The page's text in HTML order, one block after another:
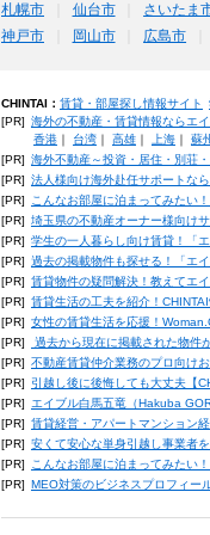
札幌市 仙台市 さいたま
神戸市
岡山市 広島市
CHINTAI： 賃貸・部屋探し情報サイト
[PR] 海外の不動産・賃貸情報ならエ
香港｜ 台湾｜ 高雄｜ 上海｜ 蘇
[PR] 海外不動産～投資・居住・別荘
[PR] 法人様向け海外赴任サポートな
[PR]
こんなお部屋に泊まってみたい
[PR] 埼玉県の不動産オーナー様向け
[PR] 学生の一人暮らし向け賃貸！「エ
[PR] 過去の掲載物件も探せる！「エ
[PR] 賃貸物件の疑問解決！教えてエ
[PR] 賃貸生活の工夫を紹介！
[PR] 女性の賃貸生活を応援！
[PR]
過去から現在に掲載された物件
[PR] 不動産賃貸仲介業務のプロ向け
[PR]
引越し後に後悔しても大丈夫【
[PR] エイブル白馬五竜（Hakuba
[PR] 賃貸経営・アパートマンション
[PR] 安くて安心な単身引越し事業者
[PR]
こんなお部屋に泊まってみたい
[PR] MEO対策のビジネスプロフィー